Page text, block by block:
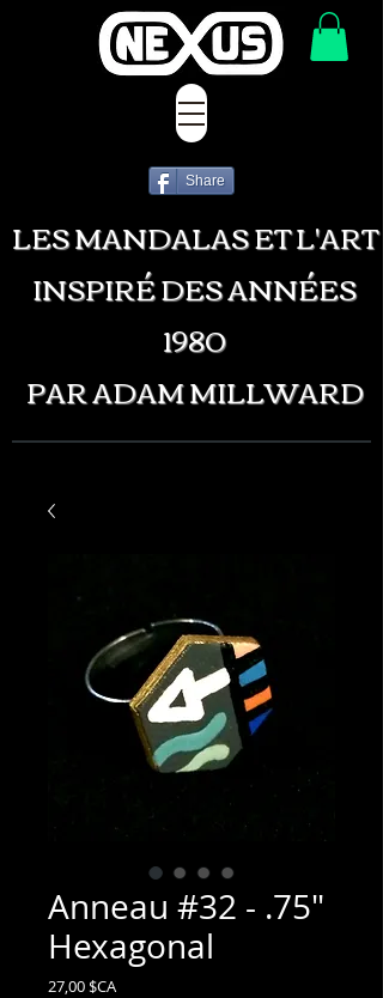
LES MANDALAS ET L'ART
INSPIRÉ DES ANNÉES
1980
PAR ADAM MILLWARD
Share
Anneau #32 - .75"
Hexagonal
27,00 $CAPrix